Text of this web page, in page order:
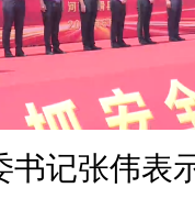
记张伟表